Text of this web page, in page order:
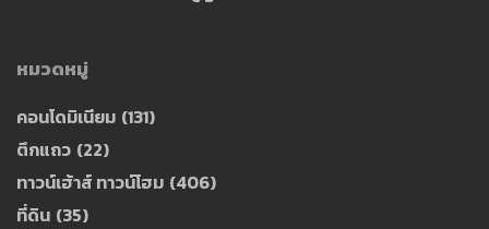
หมวดหมู่
คอนโดมิเนียม (131)
ตึกแถว (22)
ทาวน์เฮ้าส์ ทาวน์โฮม (406)
ที่ดิน (35)